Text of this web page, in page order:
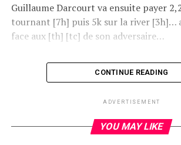
Guillaume Darcourt va ensuite payer
tournant [7h] puis 5k sur la river [3h]…
face aux [th] [tc] de son adversaire…
Michael Mizrachi grinde Yohan Aubé
CONTINUE READING
ADVERTISEMENT
YOU MAY LIKE